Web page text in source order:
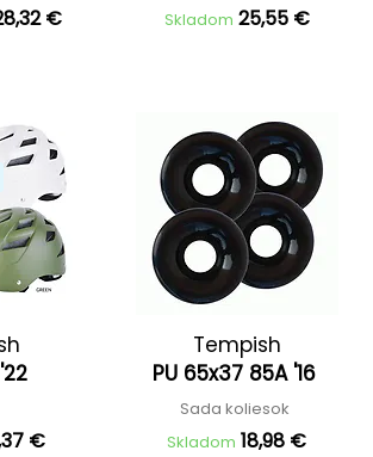
€
Skladom 25,55 €
€
Tempish
PU 65x37 85A '16
Sada koliesok
Skladom 18,98 €